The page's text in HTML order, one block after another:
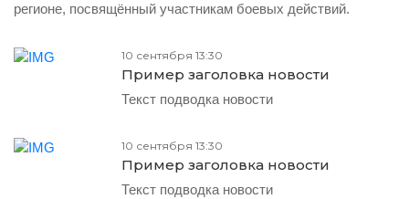
регионе, посвящённый участникам боевых действий.
10 сентября 13:30
Пример заголовка новости
Текст подводка новости
10 сентября 13:30
Пример заголовка новости
Текст подводка новости